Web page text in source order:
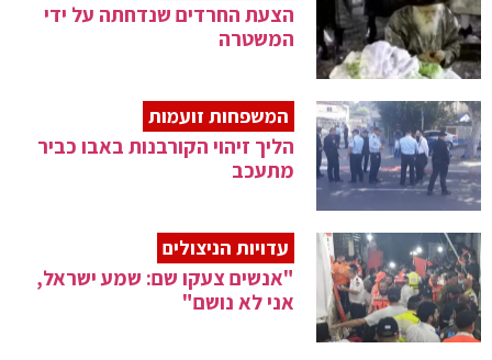
הצעת החרדים שנדחתה על ידי
המשטרה
המשפחות זועמות
הליך זיהוי הקורבנות באבו כביר
מתעכב
עדויות הניצולים
"אנשים צעקו שם: שמע ישראל,
אני לא נושם"